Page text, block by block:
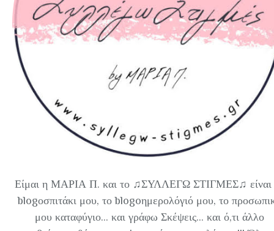
Είμαι η ΜΑΡΙΑ Π. και το ♫ΣΥΛΛΕΓΩ ΣΤΙΓΜΕΣ♫ είναι
blogοσπιτάκι μου, το blogoημερολόγιό μου, το
μου καταφύγιο... και γράφω Σκέψεις... και ό,τι άλλο